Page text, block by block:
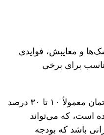
و معایبش، فوایدی
برای برخی
: پیش‌خرید آپارتمان معمولاً ۱۰ تا ۳۰ درصد
است، که می‌تواند
باشد که بودجه